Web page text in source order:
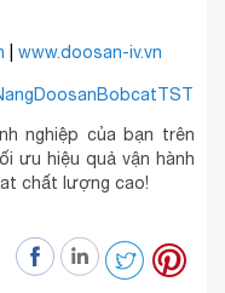
www.doosan-iv.vn
nghiệp của bạn trên
ưu hiệu quả vận hành
chất lượng cao!